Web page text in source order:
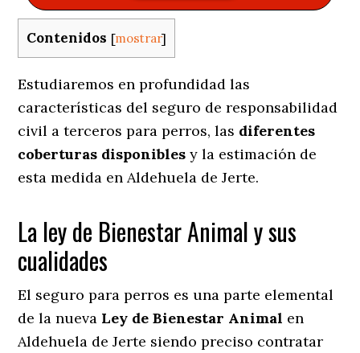
Contenidos [mostrar]
Estudiaremos en profundidad las
características del seguro de responsabilidad
civil a terceros para perros, las diferentes
coberturas disponibles y la estimación de
esta medida en Aldehuela de Jerte.
La ley de Bienestar Animal y sus
cualidades
El seguro para perros es una parte elemental
de la nueva Ley de Bienestar Animal en
Aldehuela de Jerte siendo preciso contratar